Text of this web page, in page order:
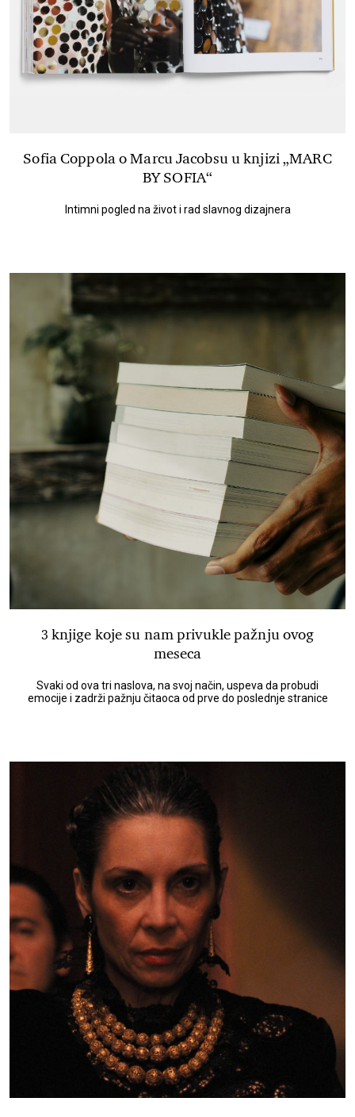
Sofia Coppola o Marcu Jacobsu u knjizi „MARC
BY SOFIA“
Intimni pogled na život i rad slavnog dizajnera
3 knjige koje su nam privukle pažnju ovog
meseca
Svaki od ova tri naslova, na svoj način, uspeva da probudi
emocije i zadrži pažnju čitaoca od prve do poslednje stranice